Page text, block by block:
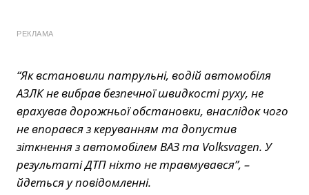
РЕКЛАМА
“Як встановили патрульні, водій автомобіля
АЗЛК не вибрав безпечної швидкості руху, не
врахував дорожньої обстановки, внаслідок чого
не впорався з керуванням та допустив
зіткнення з автомобілем ВАЗ та Volksvagen. У
результаті ДТП ніхто не травмувався”, –
йдеться у повідомленні.